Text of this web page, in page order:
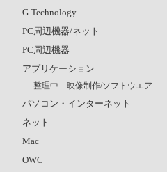
G-Technology
PC周辺機器/ネット
PC周辺機器
アプリケーション
整理中 映像制作/ソフトウエア
パソコン・インターネット
ネット
Mac
OWC